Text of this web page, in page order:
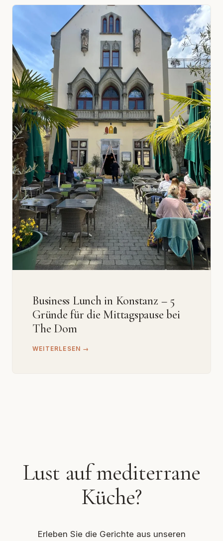
Business Lunch in Konstanz – 5
Gründe für die Mittagspause bei
The Dom
WEITERLESEN →
Lust auf mediterrane
Küche?
Erleben Sie die Gerichte aus unseren